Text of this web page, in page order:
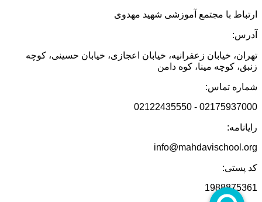
ارتباط با مجتمع آموزشی شهید مهدوی
آدرس:
تهران، خیابان زعفرانیه، خیابان اعجازی، خیابان حسینی، کوچه
زنبق، کوچه مینا، کوه دامن
شماره تماس:
02175937000 - 02122435550
رایانامه:
info@mahdavischool.org
کد پستی:
1988875361